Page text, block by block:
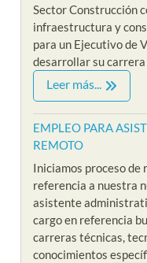
Sector Construcción
infraestructura y
para un Ejecutivo de
desarrollar su carrera
Leer más...
EMPLEO PARA
REMOTO
Iniciamos proceso
referencia a nuestra
asistente
cargo en referencia
carreras técnicas,
conocimientos